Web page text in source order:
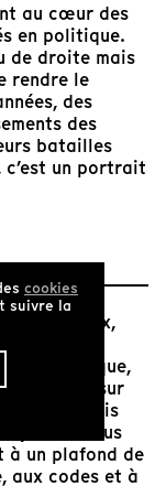
au cœur des
en politique.
de droite mais
rendre le
des
des
batailles
un portrait
Bex,
et suit
en politique,
tant sur
droite mais
jeunes issus
à un plafond de
aux codes et à
cookies
suivre la